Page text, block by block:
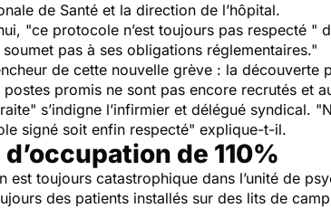
de Santé et la direction de l’hôpital.
"ce protocole n’est toujours pas respecté "
soumet pas à ses obligations réglementaires."
de cette nouvelle grève : la découverte
postes promis ne sont pas encore recrutés et
" s’indigne l’infirmier et délégué syndical. "
signé soit enfin respecté" explique-t-il.
de 110%
est toujours catastrophique dans l’unité de
des patients installés sur des lits de